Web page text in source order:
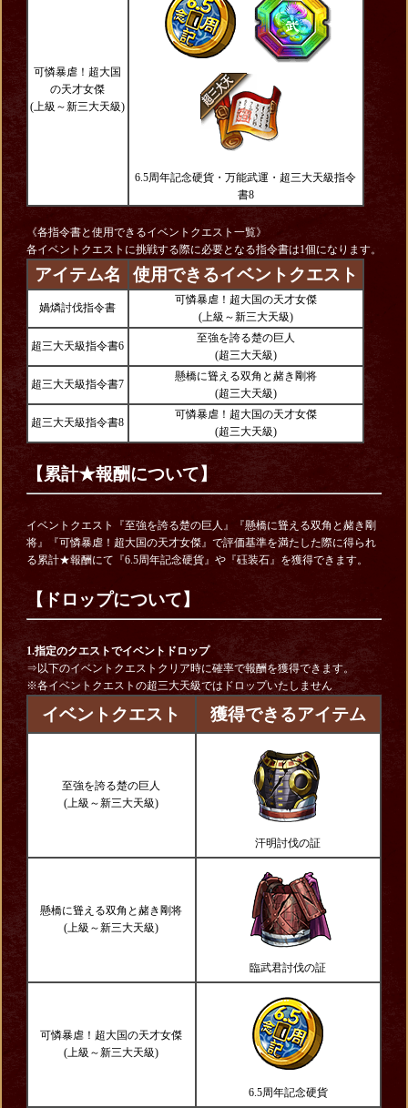
可憐暴虐！超大国
の天才女傑
(上級～新三大天級)
6.5周年記念硬貨・万能武運・超三大天級指令
書8
《各指令書と使用できるイベントクエスト一覧》
各イベントクエストに挑戦する際に必要となる指令書は1個になります。
アイテム名 使用できるイベントクエスト
媧燐討伐指令書
可憐暴虐！超大国の天才女傑
(上級～新三大天級)
超三大天級指令書6
至強を誇る楚の巨人
(超三大天級)
超三大天級指令書7
懸橋に聳える双角と赭き剛将
(超三大天級)
超三大天級指令書8
可憐暴虐！超大国の天才女傑
(超三大天級)
【累計★報酬について】
イベントクエスト『至強を誇る楚の巨人』『懸橋に聳える双角と赭き剛
将』『可憐暴虐！超大国の天才女傑』で評価基準を満たした際に得られ
る累計★報酬にて『6.5周年記念硬貨』や『砡装石』を獲得できます。
【ドロップについて】
1.指定のクエストでイベントドロップ
⇒以下のイベントクエストクリア時に確率で報酬を獲得できます。
※各イベントクエストの超三大天級ではドロップいたしません
イベントクエスト 獲得できるアイテム
至強を誇る楚の巨人
(上級～新三大天級)
汗明討伐の証
懸橋に聳える双角と赭き剛将
(上級～新三大天級)
臨武君討伐の証
可憐暴虐！超大国の天才女傑
(上級～新三大天級)
6.5周年記念硬貨